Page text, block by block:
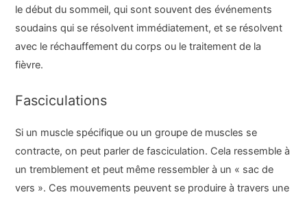
le début du sommeil, qui sont souvent des événements
soudains qui se résolvent immédiatement, et se résolvent
avec le réchauffement du corps ou le traitement de la
fièvre.
Fasciculations
Si un muscle spécifique ou un groupe de muscles se
contracte, on peut parler de fasciculation. Cela ressemble à
un tremblement et peut même ressembler à un « sac de
vers ». Ces mouvements peuvent se produire à travers une